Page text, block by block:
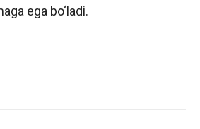
ega bo‘ladi.